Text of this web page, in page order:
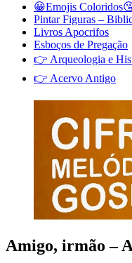
😀Emojis
Pintar Figuras –
Livros Apocrifos
Esboços de Pregação
👉 Arqueologia e
👉 Acervo Antigo
Amigo, irmão –